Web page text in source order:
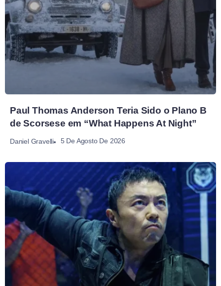
Paul Thomas Anderson Teria Sido o Plano B
de Scorsese em “What Happens At Night”
Daniel Gravelli 5 De Agosto De 2026